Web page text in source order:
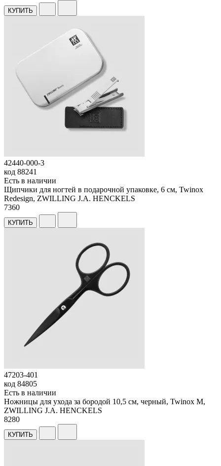
КУПИТЬ
42440-000-3
код 88241
Есть в наличии
Щипчики для ногтей в подарочной упаковке, 6 см, Twinox
Redesign, ZWILLING J.A. HENCKELS
7360
КУПИТЬ
47203-401
код 84805
Есть в наличии
Ножницы для ухода за бородой 10,5 см, черный, Twinox M,
ZWILLING J.A. HENCKELS
8280
КУПИТЬ